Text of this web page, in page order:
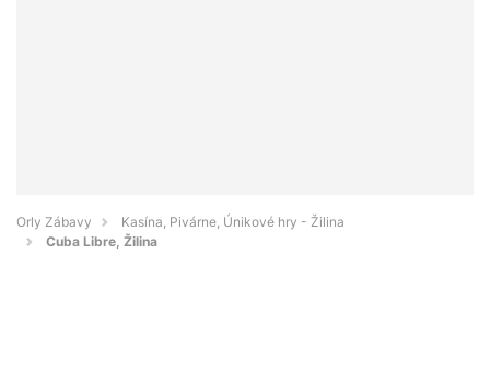
Orly Zábavy
Kasína, Pivárne, Únikové hry - Žilina
Cuba Libre, Žilina